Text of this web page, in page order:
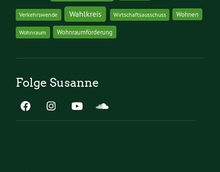
Verkehrswende Wahlkreis Wirtschaftsausschuss Wohnen
Wohnraum Wohnraumförderung
Folge Susanne